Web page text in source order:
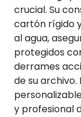
crucial. Su
cartón rígido
al agua,
protegidos
derrames
de su
y profesional